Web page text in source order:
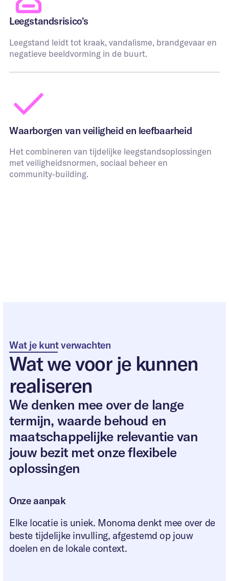
Leegstandsrisico's
Leegstand leidt tot kraak, vandalisme, brandgevaar en
negatieve beeldvorming in de buurt.
Waarborgen van veiligheid en leefbaarheid
Het combineren van tijdelijke leegstandsoplossingen
met veiligheidsnormen, sociaal beheer en
community‑building.
Wat je kunt verwachten
Wat we voor je kunnen
realiseren
We denken mee over de lange
termijn, waarde behoud en
maatschappelijke relevantie van
jouw bezit met onze flexibele
oplossingen
Onze aanpak
Elke locatie is uniek. Monoma denkt mee over de
beste tijdelijke invulling, afgestemd op jouw
doelen en de lokale context.
Bedrijf *
Telefoonnummer *
Meer informatie over uw project *
Ja, ik ben akkoord met de privacy